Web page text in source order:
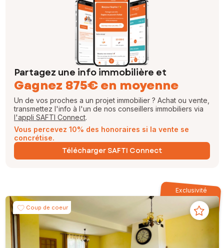
Partagez une info immobilière et
Gagnez 875€ en moyenne
Un de vos proches a un projet immobilier ? Achat ou vente,
transmettez l'info à l'un de nos conseillers immobiliers via
l'appli SAFTI Connect.
Vous percevez 10% des honoraires si la vente se
concrétise.
Télécharger SAFTI Connect
Exclusivité
Coup de coeur